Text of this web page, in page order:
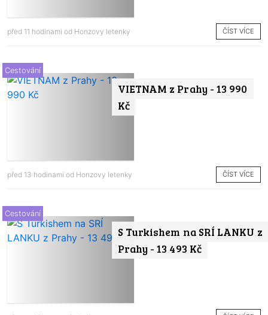
před 11 hodinami od Honzovy letenky ČÍST VÍCE
VIETNAM z Prahy - 13 990
Kč
Cestování
před 13 hodinami od Honzovy letenky ČÍST VÍCE
S Turkishem na SRÍ LANKU z
Prahy - 13 493 Kč
Cestování